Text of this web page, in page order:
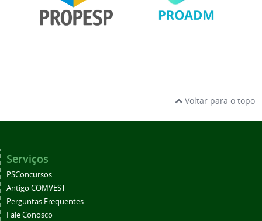
Voltar para o topo
Serviços
PSConcursos
Antigo COMVEST
Perguntas Frequentes
Fale Conosco